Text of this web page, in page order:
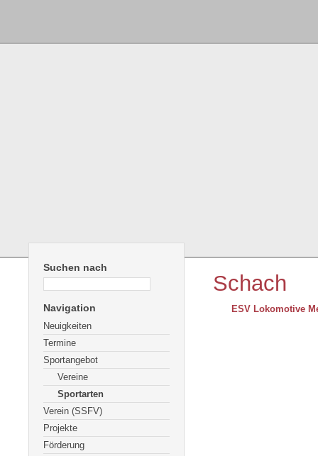
Suchen nach
Navigation
Neuigkeiten
Termine
Sportangebot
Vereine
Sportarten
Verein (SSFV)
Projekte
Förderung
Schach
ESV Lokomotive